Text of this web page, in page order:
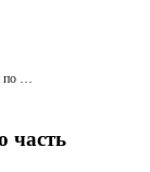
Два псковича вышли в финальную часть чемпионата России по плаванию
часть